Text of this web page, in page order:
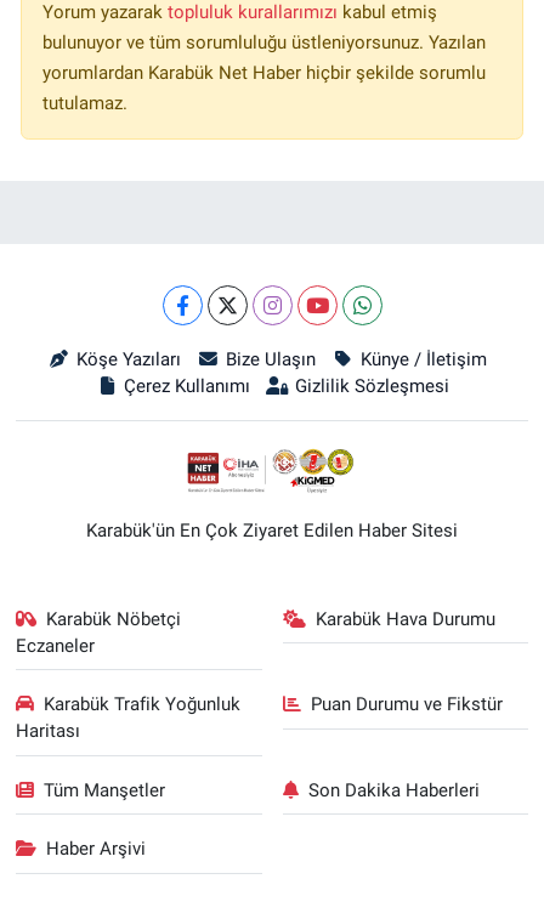
Yorum yazarak topluluk kurallarımızı kabul etmiş
bulunuyor ve tüm sorumluluğu üstleniyorsunuz. Yazılan
yorumlardan Karabük Net Haber hiçbir şekilde sorumlu
tutulamaz.
Köşe Yazıları Bize Ulaşın
Künye / İletişim
Çerez Kullanımı
Gizlilik Sözleşmesi
Karabük'ün En Çok Ziyaret Edilen Haber Sitesi
Karabük Nöbetçi
Eczaneler
Karabük Hava Durumu
Karabük Trafik Yoğunluk
Haritası
Puan Durumu ve Fikstür
Tüm Manşetler Son Dakika Haberleri
Haber Arşivi